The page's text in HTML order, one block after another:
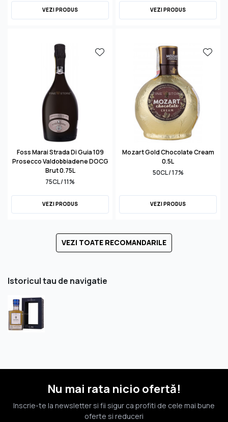
VEZI PRODUS VEZI PRODUS
Foss Marai Strada Di Guia 109
Prosecco Valdobbiadene DOCG
Brut 0.75L
75CL / 11%
VEZI PRODUS
Mozart Gold Chocolate Cream
0.5L
50CL / 17%
VEZI PRODUS
VEZI TOATE RECOMANDARILE
Istoricul tau de navigatie
Nu mai rata nicio ofertă!
Inscrie-te la newsletter si fii sigur ca profiti de cele mai bune
oferte si reduceri